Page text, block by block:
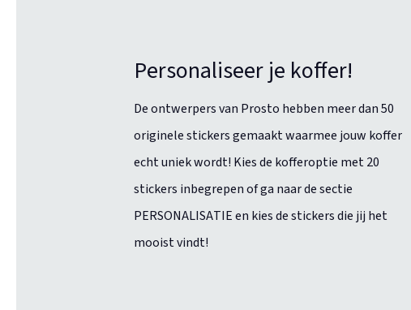
Personaliseer je koffer!
De ontwerpers van Prosto hebben meer dan 50
originele stickers gemaakt waarmee jouw koffer
echt uniek wordt! Kies de kofferoptie met 20
stickers inbegrepen of ga naar de sectie
PERSONALISATIE en kies de stickers die jij het
mooist vindt!